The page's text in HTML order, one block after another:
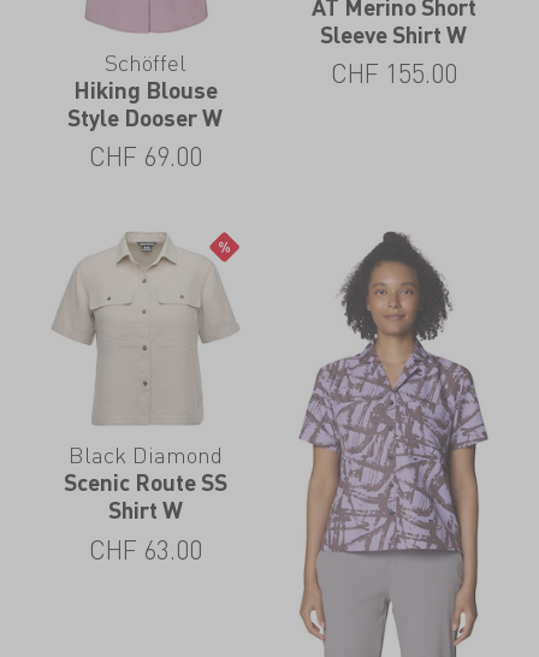
Schöffel
Hiking Blouse
Style Dooser W
CHF 69.00
AT Merino Short
Sleeve Shirt W
CHF 155.00
Black Diamond
Scenic Route SS
Shirt W
CHF 63.00